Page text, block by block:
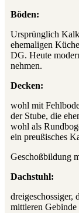
Böden:
Ursprünglich
ehemaligen
DG. Heute
nehmen.
Decken:
wohl mit
der Stube, die
wohl als
ein preußisches
Geschoßbildung
Dachstuhl:
dreigeschossiger,
mittleren Gebinde